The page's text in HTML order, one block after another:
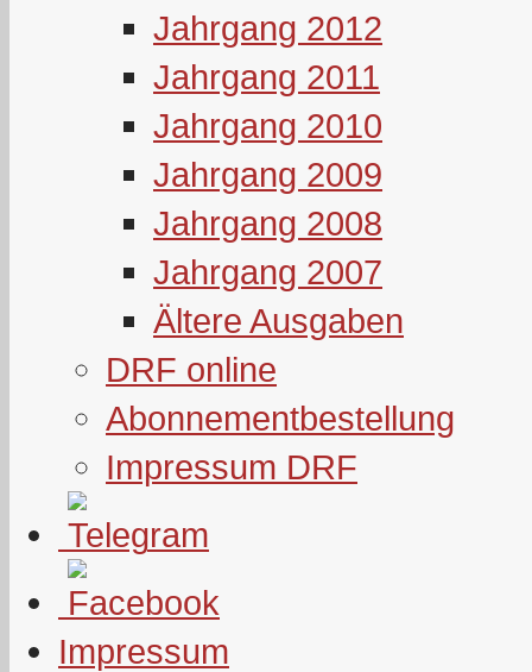
Jahrgang 2012
Jahrgang 2011
Jahrgang 2010
Jahrgang 2009
Jahrgang 2008
Jahrgang 2007
Ältere Ausgaben
DRF online
Abonnementbestellung
Impressum DRF
Impressum